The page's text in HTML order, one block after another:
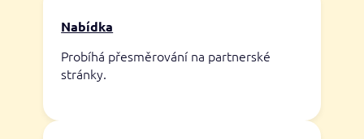
Nabídka
Probíhá přesměrování na partnerské
stránky.